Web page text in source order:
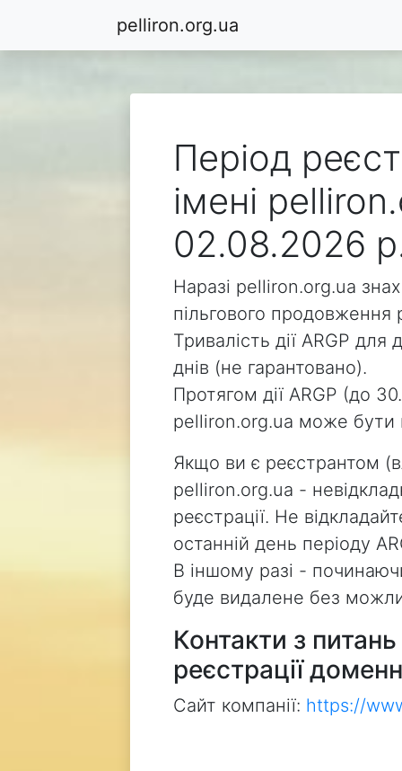
pelliron.org.ua
Період
імені
02.08.2026
Наразі pelliron.org.ua
пільгового продовження
Тривалість дії ARGP
днів (не гарантовано).
Протягом дії ARGP (до
pelliron.org.ua може бути
Якщо ви є реєстрантом
pelliron.org.ua -
реєстрації. Не
останній день періоду
В іншому разі -
буде видалене без
Контакти з
реєстрації
Сайт компанії: https://